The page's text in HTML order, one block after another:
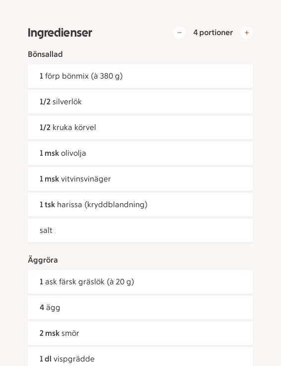
Ingredienser 4 portioner
Bönsallad
1 förp bönmix (à 380 g)
1/2 silverlök
1/2 kruka körvel
1 msk olivolja
1 msk vitvinsvinäger
1 tsk harissa (kryddblandning)
salt
Äggröra
1 ask färsk gräslök (à 20 g)
4 ägg
2 msk smör
1 dl vispgrädde